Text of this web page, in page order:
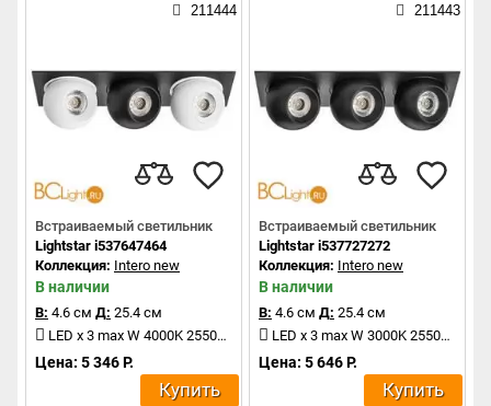
211444
Встраиваемый светильник
Lightstar i537647464
Коллекция: Intero new
В наличии
В: 4.6 см Д: 25.4 см
LED x 3 max W 4000K 2550Lm
Цена: 5 346 Р.
Купить
211443
Встраиваемый светильник
Lightstar i537727272
Коллекция: Intero new
В наличии
В: 4.6 см Д: 25.4 см
LED x 3 max W 3000K 2550Lm
Цена: 5 646 Р.
Купить